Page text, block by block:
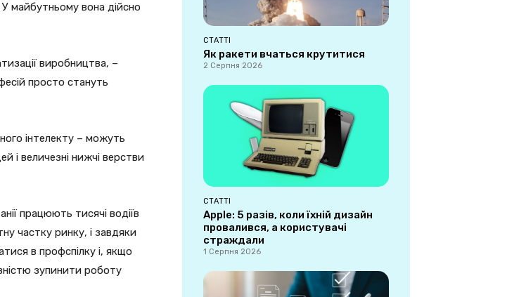
майбутньому вона дійсно
виробництва, –
просто стануть
інтелекту – можуть
і величезні нижчі верстви
працюють тисячі водіїв
частку ринку, і завдяки
в профспілку і, якщо
зупинити роботу
СТАТТІ
Як ракети вчаться крутитися
2 Серпня 2026
СТАТТІ
Apple: 5 разів, коли їхній дизайн
провалився, а користувачі
страждали
1 Серпня 2026